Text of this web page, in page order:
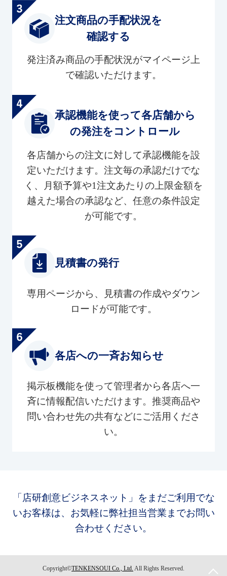
注文商品の手配状況を
確認する
発注済み商品の手配状況がマイページ上
で確認いただけます。
承認機能を使って各店舗から
の発注をコントロール
各店舗からの注文に対して承認機能を設
定いただけます。注文毎の承認だけでな
く、月額予算や1注文あたりの上限金額を
越えた場合の承認など、任意の条件設定
が可能です。
見積書の発行
専用ページから、見積書の作成やダウン
ロードが可能です。
各店への一斉お知らせ
掲示板機能を使って管理者から各店へ一
斉に情報配信いただけます。推奨商品や
問い合わせ先の共有などにご活用くださ
い。
「店研創意ビジネスネット」をまだご利用でな
いお客様は、お気軽に弊社担当営業までお問い
合わせください。
Copyright©TENKENSOUI Co., Ltd. All Rights Reserved.